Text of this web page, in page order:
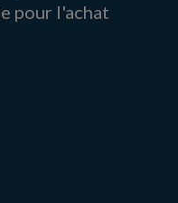
pour l'achat